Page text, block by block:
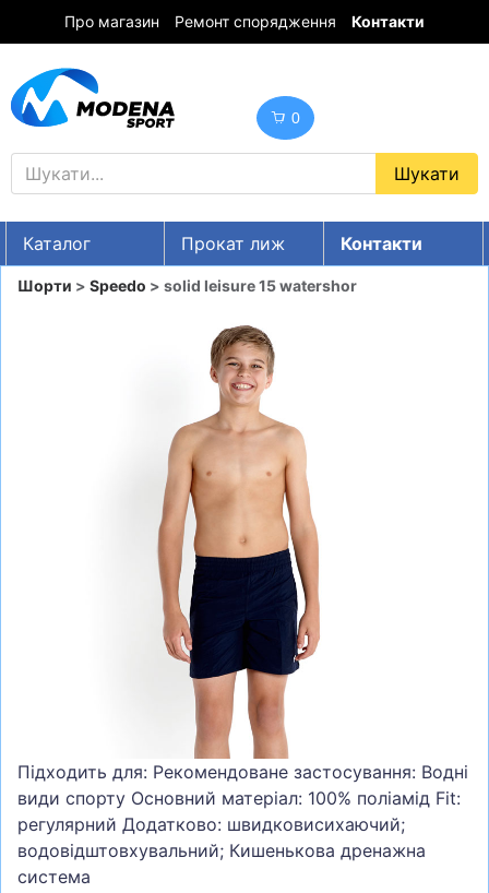
Про магазин Ремонт спорядження Контакти
0
Каталог Прокат лиж
Контакти
UA RU EN
ШОЛОМИ, ЗАХИСТ, ОКУЛЯРИ
БІГ, ФІТНЕС, М'ЯЧІ
ВЕЛОСИПЕДИ
ТЕНІС, БАДМІНТОН
ВОДНІ ВИДИ СПОРТУ
ТУРИЗМ
Шорти > Speedo > solid leisure 15 watershor
Підходить для: Рекомендоване застосування: Водні
види спорту Основний матеріал: 100% поліамід Fit:
регулярний Додатково: швидковисихаючий;
водовідштовхувальний; Кишенькова дренажна
система